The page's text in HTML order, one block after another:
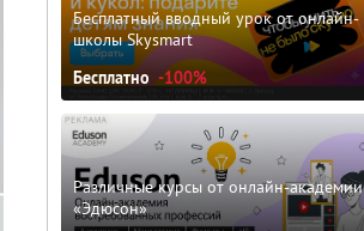
Бесплатный вводный урок от онлайн-
школы Skysmart
Бесплатно -100%
Различные курсы от онлайн-академии
«Эдюсон»